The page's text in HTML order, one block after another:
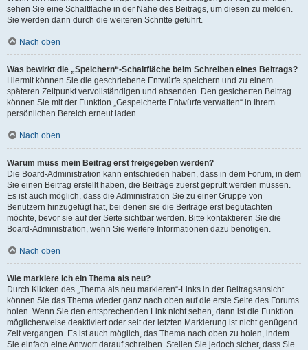
sehen Sie eine Schaltfläche in der Nähe des Beitrags, um diesen zu melden.
Sie werden dann durch die weiteren Schritte geführt.
Nach oben
Was bewirkt die „Speichern“-Schaltfläche beim Schreiben eines Beitrags?
Hiermit können Sie die geschriebene Entwürfe speichern und zu einem
späteren Zeitpunkt vervollständigen und absenden. Den gesicherten Beitrag
können Sie mit der Funktion „Gespeicherte Entwürfe verwalten“ in Ihrem
persönlichen Bereich erneut laden.
Nach oben
Warum muss mein Beitrag erst freigegeben werden?
Die Board-Administration kann entschieden haben, dass in dem Forum, in dem
Sie einen Beitrag erstellt haben, die Beiträge zuerst geprüft werden müssen.
Es ist auch möglich, dass die Administration Sie zu einer Gruppe von
Benutzern hinzugefügt hat, bei denen sie die Beiträge erst begutachten
möchte, bevor sie auf der Seite sichtbar werden. Bitte kontaktieren Sie die
Board-Administration, wenn Sie weitere Informationen dazu benötigen.
Nach oben
Wie markiere ich ein Thema als neu?
Durch Klicken des „Thema als neu markieren“-Links in der Beitragsansicht
können Sie das Thema wieder ganz nach oben auf die erste Seite des Forums
holen. Wenn Sie den entsprechenden Link nicht sehen, dann ist die Funktion
möglicherweise deaktiviert oder seit der letzten Markierung ist nicht genügend
Zeit vergangen. Es ist auch möglich, das Thema nach oben zu holen, indem
Sie einfach eine Antwort darauf schreiben. Stellen Sie jedoch sicher, dass Sie